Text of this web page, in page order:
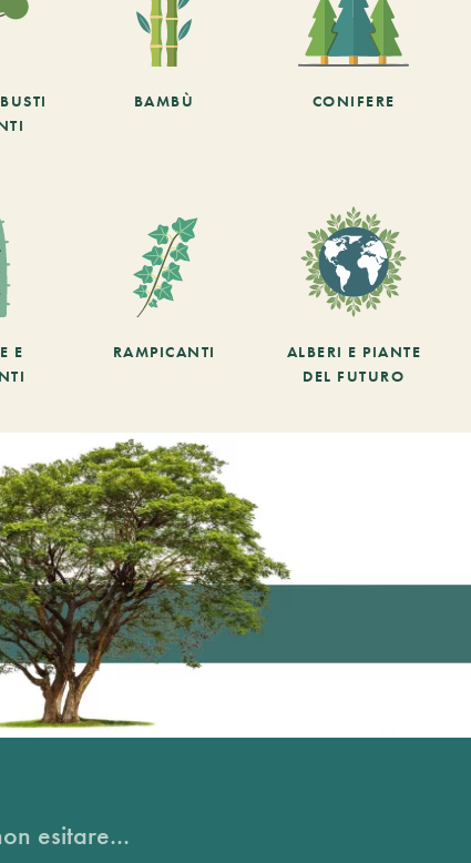
BAMBÙ CONIFERE
E
RAMPICANTI
ALBERI E PIANTE
DEL FUTURO
esitare...